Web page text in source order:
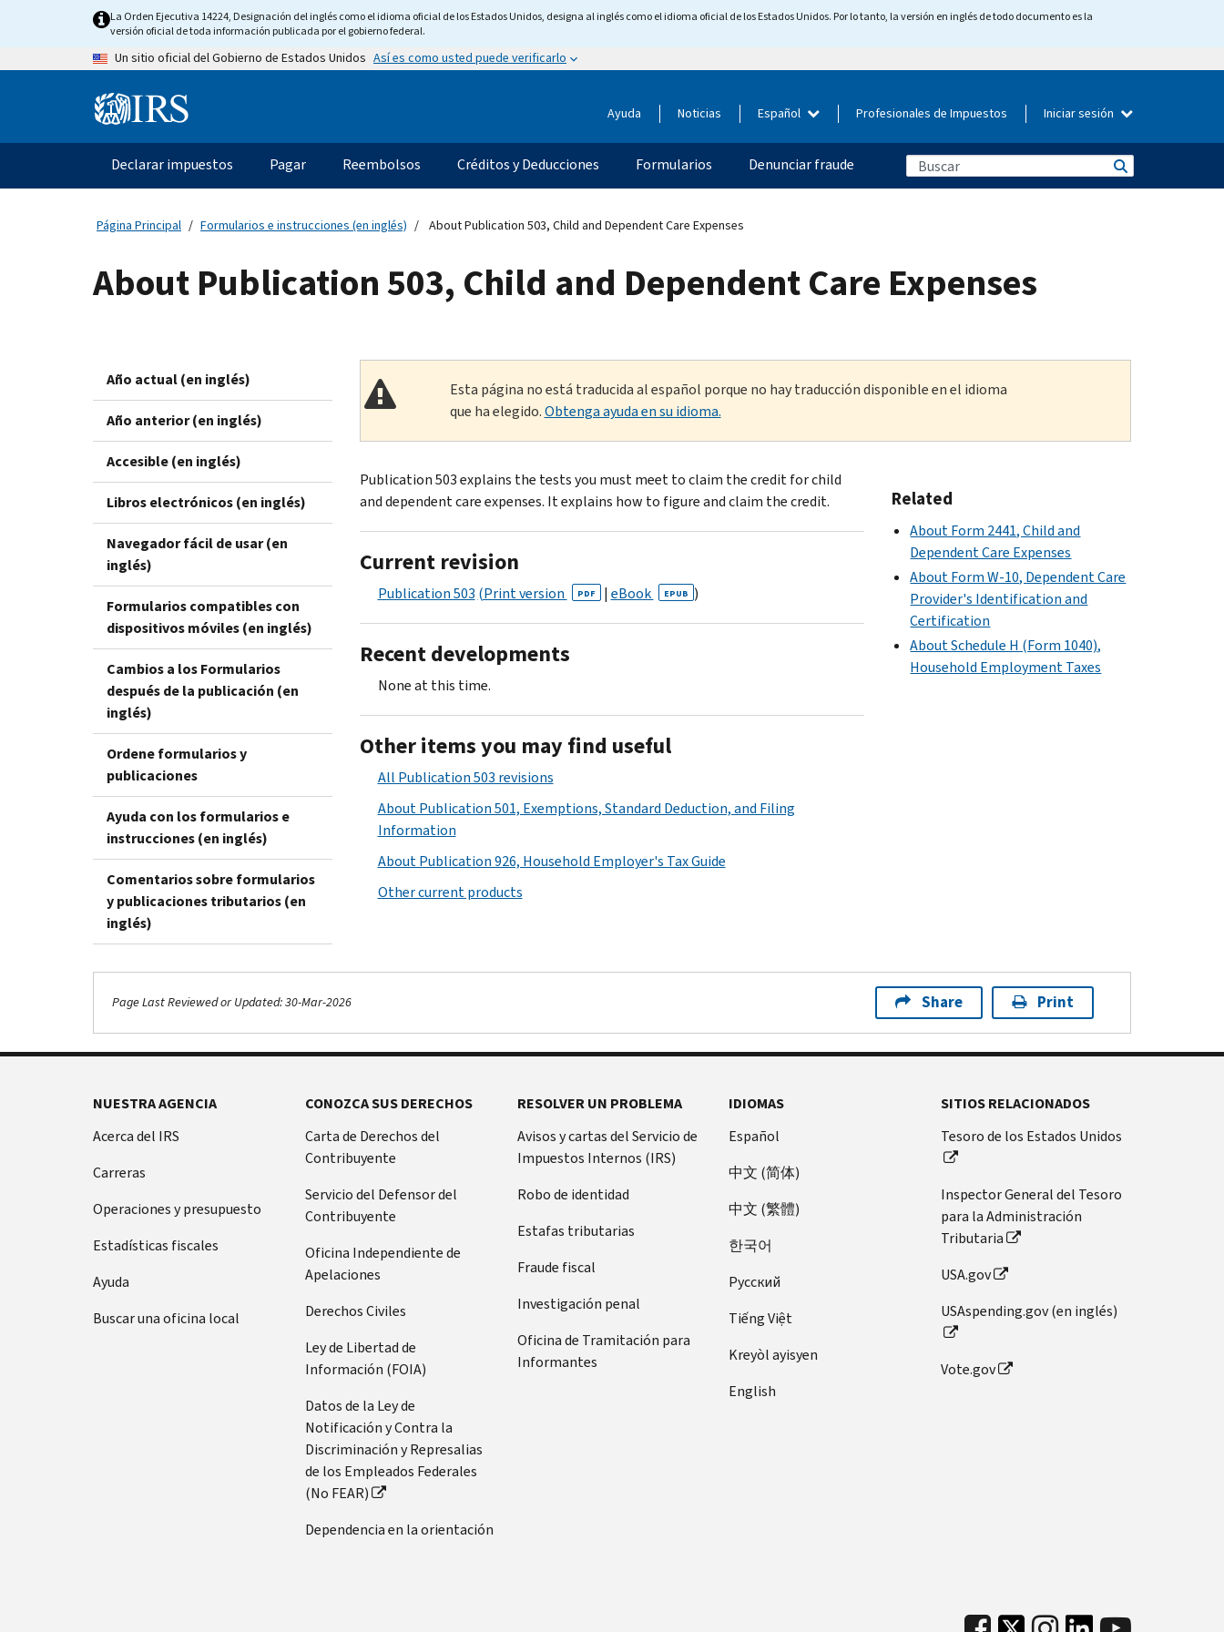
content
La Orden Ejecutiva 14224, Designación del inglés como el idioma oficial de los Estados Unidos, designa al inglés como el idioma oficial de los Estados Unidos. Por lo tanto, la versión en inglés de todo documento es la
versión oficial de toda información publicada por el gobierno federal.
Un sitio oficial del Gobierno de Estados Unidos Así es como usted puede verificarlo
Information Ayuda Noticias Español Profesionales de Impuestos Iniciar sesión
Navegación
principal
Declarar impuestos Pagar Reembolsos Créditos y Deducciones Formularios Denunciar fraude
Página Principal Formularios e instrucciones (en inglés) About Publication 503, Child and Dependent Care Expenses
About Publication 503, Child and Dependent Care Expenses
Año actual (en inglés)
Año anterior (en inglés)
Accesible (en inglés)
Libros electrónicos (en inglés)
Navegador fácil de usar (en
inglés)
Formularios compatibles con
dispositivos móviles (en inglés)
Cambios a los Formularios
después de la publicación (en
inglés)
Ordene formularios y
publicaciones
Ayuda con los formularios e
instrucciones (en inglés)
Comentarios sobre formularios
y publicaciones tributarios (en
inglés)
Esta página no está traducida al español porque no hay traducción disponible en el idioma
que ha elegido.Obtenga ayuda en su idioma.
Publication 503 explains the tests you must meet to claim the credit for child
and dependent care expenses. It explains how to figure and claim the credit.
Current revision
Publication 503 (Print version PDF | eBook EPUB )
Recent developments
None at this time.
Other items you may find useful
All Publication 503 revisions
About Publication 501, Exemptions, Standard Deduction, and Filing
Information
About Publication 926, Household Employer's Tax Guide
Other current products
Related
About Form 2441, Child and
Dependent Care Expenses
About Form W-10, Dependent Care
Provider's Identification and
Certification
About Schedule H (Form 1040),
Household Employment Taxes
Page Last Reviewed or Updated: 30-Mar-2026 Share Print
NUESTRA AGENCIA
Acerca del IRS
Carreras
Operaciones y presupuesto
Estadísticas fiscales
Ayuda
Buscar una oficina local
CONOZCA SUS DERECHOS
Carta de Derechos del
Contribuyente
Servicio del Defensor del
Contribuyente
Oficina Independiente de
Apelaciones
Derechos Civiles
Ley de Libertad de
Información (FOIA)
Datos de la Ley de
Notificación y Contra la
Discriminación y Represalias
de los Empleados Federales
(No FEAR)
Dependencia en la orientación
RESOLVER UN PROBLEMA
Avisos y cartas del Servicio de
Impuestos Internos (IRS)
Robo de identidad
Estafas tributarias
Fraude fiscal
Investigación penal
Oficina de Tramitación para
Informantes
IDIOMAS
Español
中文 (简体)
中文 (繁體)
한국어
Pусский
Tiếng Việt
Kreyòl ayisyen
English
SITIOS RELACIONADOS
Tesoro de los Estados Unidos
Inspector General del Tesoro
para la Administración
Tributaria
USA.gov
USAspending.gov (en inglés)
Vote.gov